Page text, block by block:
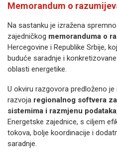
Memorandum o
Na sastanku je izražena
zajedničkog memoranduma o
Hercegovine i Republike Srbije,
buduće saradnje i
oblasti energetike.
U okviru razgovora predloženo
razvoja regionalnog softvera
sistemima i razmjenu
Energetske zajednice, s ciljem
tokova, bolje koordinacije i
saradnje.